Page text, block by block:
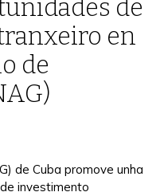
de
en
de
de Cuba promove unha
investimento